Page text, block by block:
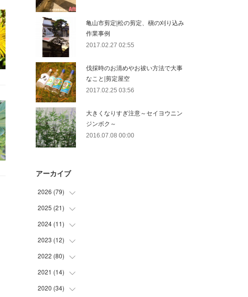
亀山市剪定|松の剪定、槇の刈り込み
作業事例
2017.02.27 02:55
伐採時のお清めやお祓い方法で大事
なこと|剪定屋空
2017.02.25 03:56
大きくなりすぎ注意～セイヨウニン
ジンボク～
2016.07.08 00:00
アーカイブ
2026 (79)
(10
)
(30
)
(23
)
(10
)
(6
2025 (21)
(2
(9
(7
(3
2024 (11)
(1
(5
(5
2023 (12)
(5
(7
2022 (80)
(17
)
(8
2021 (14)
(1
2020 (34)